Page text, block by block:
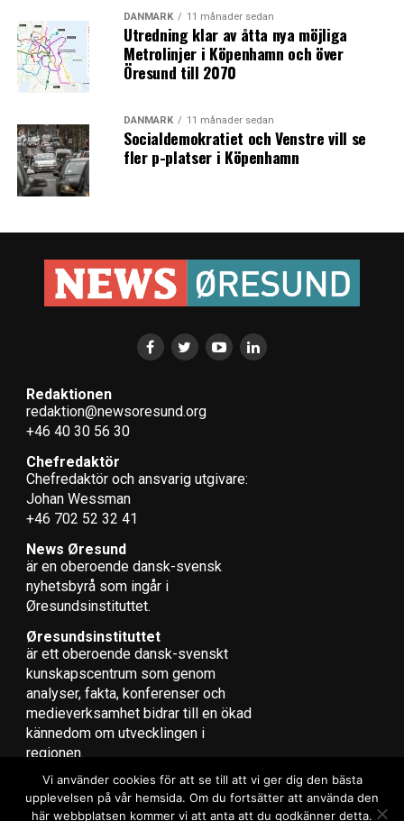
DANMARK 11 månader sedan
Utredning klar av åtta nya möjliga
Metrolinjer i Köpenhamn och över
Öresund till 2070
DANMARK 11 månader sedan
Socialdemokratiet och Venstre vill se
fler p-platser i Köpenhamn
Redaktionen
redaktion@newsoresund.org
+46 40 30 56 30
Chefredaktör
Chefredaktör och ansvarig utgivare:
Johan Wessman
+46 702 52 32 41
News Øresund
är en oberoende dansk-svensk
nyhets­byrå som ingår i
Øresundsinstituttet.
Øresundsinstituttet
är ett oberoende dansk-svenskt
kunskapscentrum som genom
analyser, fakta, konferenser och
medieverksamhet bidrar till en ökad
kännedom om utvecklingen i
regionen.
Vi använder cookies för att se till att vi ger dig den bästa
upplevelsen på vår hemsida. Om du fortsätter att använda den
här webbplatsen kommer vi att anta att du godkänner detta.